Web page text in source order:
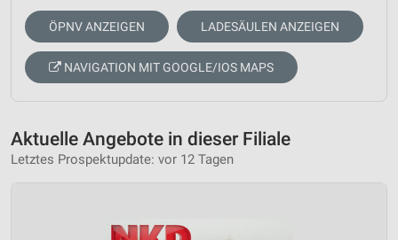
ÖPNV ANZEIGEN LADESÄULEN ANZEIGEN
NAVIGATION MIT GOOGLE/IOS MAPS
Aktuelle Angebote in dieser Filiale
Letztes Prospektupdate: vor 12 Tagen